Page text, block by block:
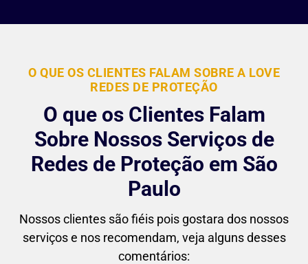
O QUE OS CLIENTES FALAM SOBRE A LOVE
REDES DE PROTEÇÃO
O que os Clientes Falam
Sobre Nossos Serviços de
Redes de Proteção em São
Paulo
Nossos clientes são fiéis pois gostara dos nossos
serviços e nos recomendam, veja alguns desses
comentários: